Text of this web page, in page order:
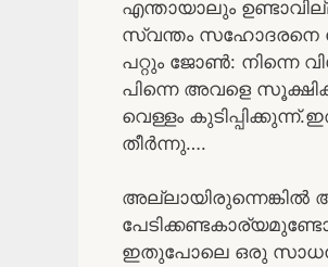
എന്തായാലും
സ്വന്തം സഹോദരനെ
പറ്റും ജോൺ: നിന്നെ
പിന്നെ അവളെ
വെള്ളം
തീർന്നു….
ഇതുപോലെ ഒരു